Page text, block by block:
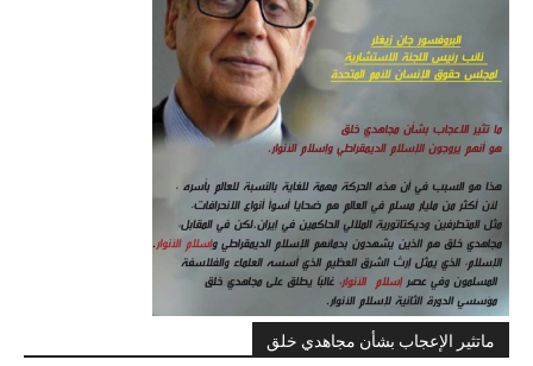
ماتثير الإعجاب بشأن مجاهدي خلق